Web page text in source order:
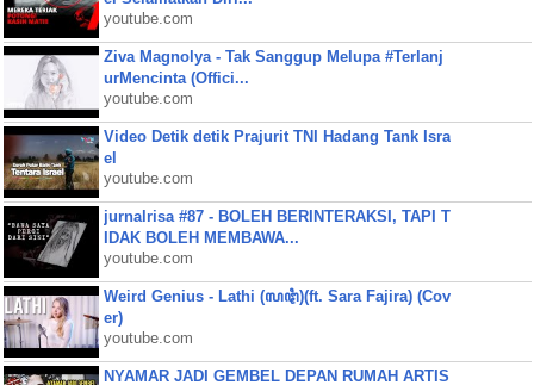
youtube.com
Ziva Magnolya - Tak Sanggup Melupa #Terlanj
urMencinta (Offici...
youtube.com
Video Detik detik Prajurit TNI Hadang Tank Isra
el
youtube.com
jurnalrisa #87 - BOLEH BERINTERAKSI, TAPI T
IDAK BOLEH MEMBAWA...
youtube.com
Weird Genius - Lathi (ꦭꦛꦶ)(ft. Sara Fajira) (Cov
er)
youtube.com
NYAMAR JADI GEMBEL DEPAN RUMAH ARTIS